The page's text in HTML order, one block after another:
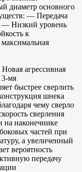
диаметр основного
— Передача
— Низкий уровень
к
агрессивная
3-мя
быстрее сверлить
шнека
чему сверло
сверления
наконечнике
частей при
а увеличенный
вероятность
передачу